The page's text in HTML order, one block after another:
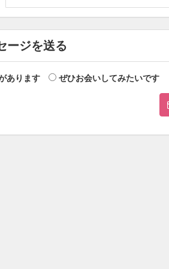
ージを送る
あります ぜひお会いしてみたいです